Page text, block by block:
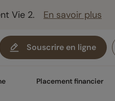
Vie 2. En savoir plus
Souscrire en ligne
Placement financier